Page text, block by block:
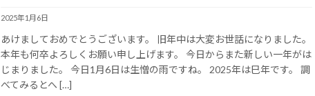
2025年1月6日
あけましておめでとうございます。 旧年中は大変お世話になりました。
本年も何卒よろしくお願い申し上げます。 今日からまた新しい一年がは
じまりました。 今日1月6日は生憎の雨ですね。 2025年は巳年です。 調
べてみるとへ […]